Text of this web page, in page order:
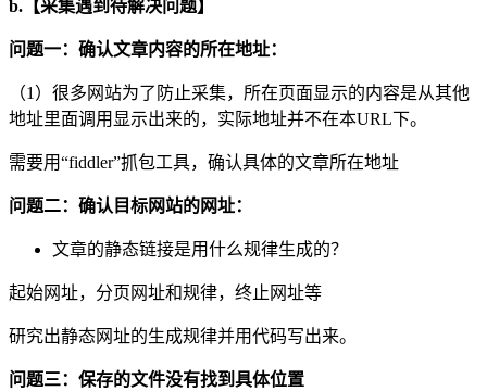
b. 【采集遇到待解决问题】
问题一：确认文章内容的所在地址：
（1）很多网站为了防止采集，所在页面显示的内容是从其他
地址里面调用显示出来的，实际地址并不在本URL下。
需要用“fiddler”抓包工具，确认具体的文章所在地址
问题二：确认目标网站的网址：
文章的静态链接是用什么规律生成的？
起始网址，分页网址和规律，终止网址等
研究出静态网址的生成规律并用代码写出来。
问题三：保存的文件没有找到具体位置